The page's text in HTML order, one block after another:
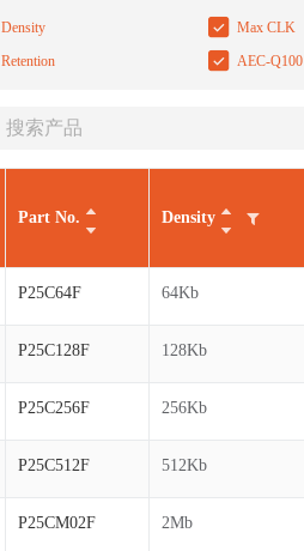
Density Max CLK
Retention AEC-Q100
Density
64Kb
128Kb
256Kb
512Kb
2Mb
Part No.
P25C64F
P25C128F
P25C256F
P25C512F
P25CM02F